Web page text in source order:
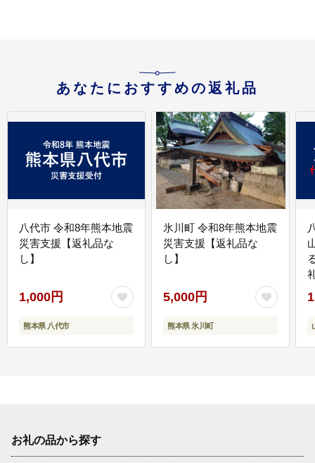
あなたにおすすめの返礼品
八代市 令和8年熊本地震
災害支援【返礼品な
し】
1,000円
熊本県 八代市
氷川町 令和8年熊本地震
災害支援【返礼品な
し】
5,000円
熊本県 氷川町
お礼の品から探す